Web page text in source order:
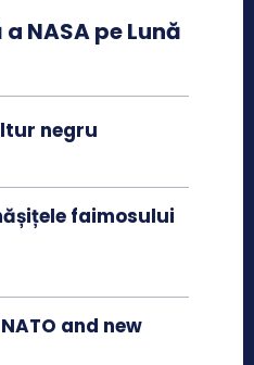
NASA pe Lună
negru
faimosului
and new